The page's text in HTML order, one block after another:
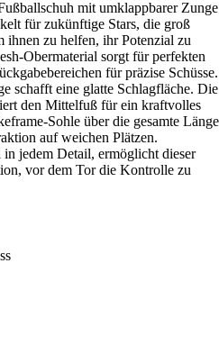
mit umklappbarer Zunge
für zukünftige Stars, die groß
ihnen zu helfen, ihr Potenzial zu
Obermaterial sorgt für perfekten
für präzise Schüsse.
schafft eine glatte Schlagfläche. Die
den Mittelfuß für ein kraftvolles
Sohle über die gesamte Länge
auf weichen Plätzen.
jedem Detail, ermöglicht dieser
vor dem Tor die Kontrolle zu